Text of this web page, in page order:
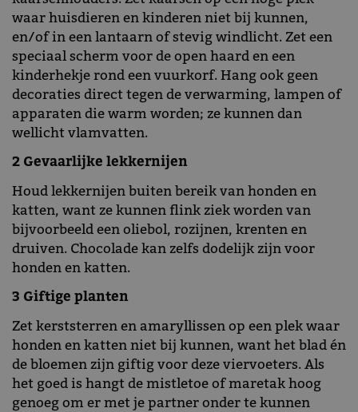
waar huisdieren en kinderen niet bij kunnen,
en/of in een lantaarn of stevig windlicht. Zet een
speciaal scherm voor de open haard en een
kinderhekje rond een vuurkorf. Hang ook geen
decoraties direct tegen de verwarming, lampen of
apparaten die warm worden; ze kunnen dan
wellicht vlamvatten.
2 Gevaarlijke lekkernijen
Houd lekkernijen buiten bereik van honden en
katten, want ze kunnen flink ziek worden van
bijvoorbeeld een oliebol, rozijnen, krenten en
druiven. Chocolade kan zelfs dodelijk zijn voor
honden en katten.
3 Giftige planten
Zet kerststerren en amaryllissen op een plek waar
honden en katten niet bij kunnen, want het blad én
de bloemen zijn giftig voor deze viervoeters. Als
het goed is hangt de mistletoe of maretak hoog
genoeg om er met je partner onder te kunnen